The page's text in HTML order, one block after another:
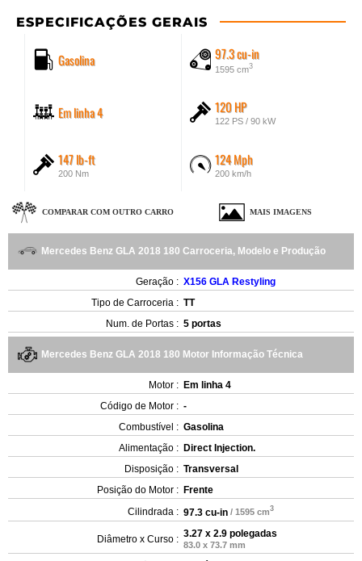
ESPECIFICAÇÕES GERAIS
Gasolina 97.3 cu-in
1595 cm3
Em linha 4 120 HP
122 PS / 90 kW
147 lb-ft
200 Nm
124 Mph
200 km/h
COMPARAR COM OUTRO CARRO MAIS IMAGENS
Mercedes Benz GLA 2018 180 Carroceria, Modelo e Produção
Geração : X156 GLA Restyling
Tipo de Carroceria : TT
Num. de Portas : 5 portas
Mercedes Benz GLA 2018 180 Motor Informação Técnica
Motor : Em linha 4
Código de Motor : -
Combustível : Gasolina
Alimentação : Direct Injection.
Disposição : Transversal
Posição do Motor : Frente
Cilindrada : 97.3 cu-in / 1595 cm3
Diâmetro x Curso : 3.27 x 2.9 polegadas
83.0 x 73.7 mm